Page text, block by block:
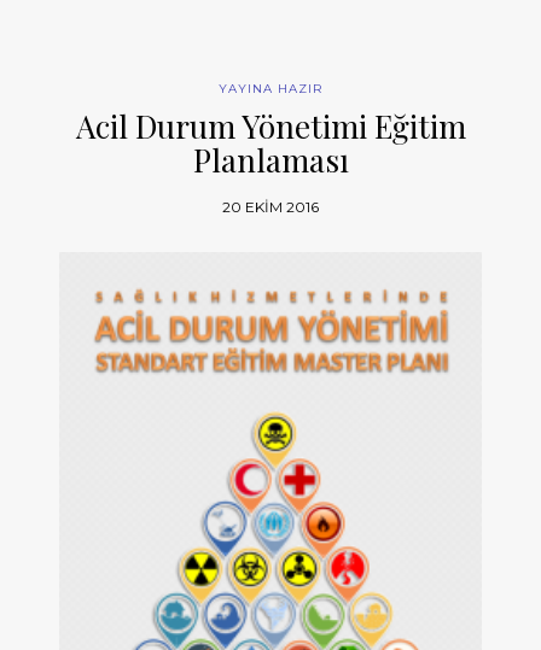
YAYINA HAZIR
Acil Durum Yönetimi Eğitim
Planlaması
20 EKIM 2016